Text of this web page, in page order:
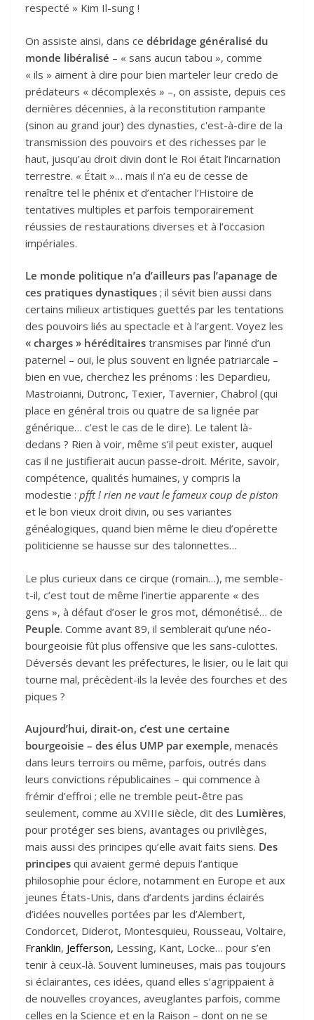
respecté » Kim Il-sung !
On assiste ainsi, dans ce débridage généralisé du
monde libéralisé – « sans aucun tabou », comme
« ils » aiment à dire pour bien marteler leur credo de
prédateurs « décomplexés » –, on assiste, depuis ces
dernières décennies, à la reconstitution rampante
(sinon au grand jour) des dynasties, c'est-à-dire de la
transmission des pouvoirs et des richesses par le
haut, jusqu’au droit divin dont le Roi était l’incarnation
terrestre. « Était »… mais il n’a eu de cesse de
renaître tel le phénix et d’entacher l’Histoire de
tentatives multiples et parfois temporairement
réussies de restaurations diverses et à l’occasion
impériales.
Le monde politique n’a d’ailleurs pas l’apanage de
ces pratiques dynastiques ; il sévit bien aussi dans
certains milieux artistiques guettés par les tentations
des pouvoirs liés au spectacle et à l’argent. Voyez les
« charges » héréditaires transmises par l’inné d’un
paternel – oui, le plus souvent en lignée patriarcale –
bien en vue, cherchez les prénoms : les Depardieu,
Mastroianni, Dutronc, Texier, Tavernier, Chabrol (qui
place en général trois ou quatre de sa lignée par
générique… c’est le cas de le dire). Le talent là-
dedans ? Rien à voir, même s’il peut exister, auquel
cas il ne justifierait aucun passe-droit. Mérite, savoir,
compétence, qualités humaines, y compris la
modestie : pfft ! rien ne vaut le fameux coup de piston
et le bon vieux droit divin, ou ses variantes
généalogiques, quand bien même le dieu d’opérette
politicienne se hausse sur des talonnettes…
Le plus curieux dans ce cirque (romain…), me semble-
t-il, c’est tout de même l’inertie apparente « des
gens », à défaut d’oser le gros mot, démonétisé… de
Peuple. Comme avant 89, il semblerait qu’une néo-
bourgeoisie fût plus offensive que les sans-culottes.
Déversés devant les préfectures, le lisier, ou le lait qui
tourne mal, précèdent-ils la levée des fourches et des
piques ?
Aujourd’hui, dirait-on, c’est une certaine
bourgeoisie – des élus UMP par exemple, menacés
dans leurs terroirs ou même, parfois, outrés dans
leurs convictions républicaines – qui commence à
frémir d’effroi ; elle ne tremble peut-être pas
seulement, comme au XVIIIe siècle, dit des Lumières,
pour protéger ses biens, avantages ou privilèges,
mais aussi des principes qu’elle avait faits siens. Des
principes qui avaient germé depuis l’antique
philosophie pour éclore, notamment en Europe et aux
jeunes États-Unis, dans d’ardents jardins éclairés
d’idées nouvelles portées par les d’Alembert,
Condorcet, Diderot, Montesquieu, Rousseau, Voltaire,
Franklin, Jefferson, Lessing, Kant, Locke… pour s’en
tenir à ceux-là. Souvent lumineuses, mais pas toujours
si éclairantes, ces idées, quand elles s’agrippaient à
de nouvelles croyances, aveuglantes parfois, comme
celles en la Science et en la Raison – dont on ne se